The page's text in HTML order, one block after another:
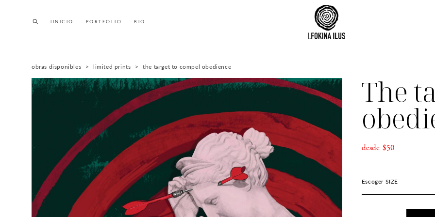
IINICIO PORTFOLIO BIO
IINICIO PORTFOLIO BIO
obras disponibles > limited prints > the target to compel obedience
The
desde $50
Escoger SIZE